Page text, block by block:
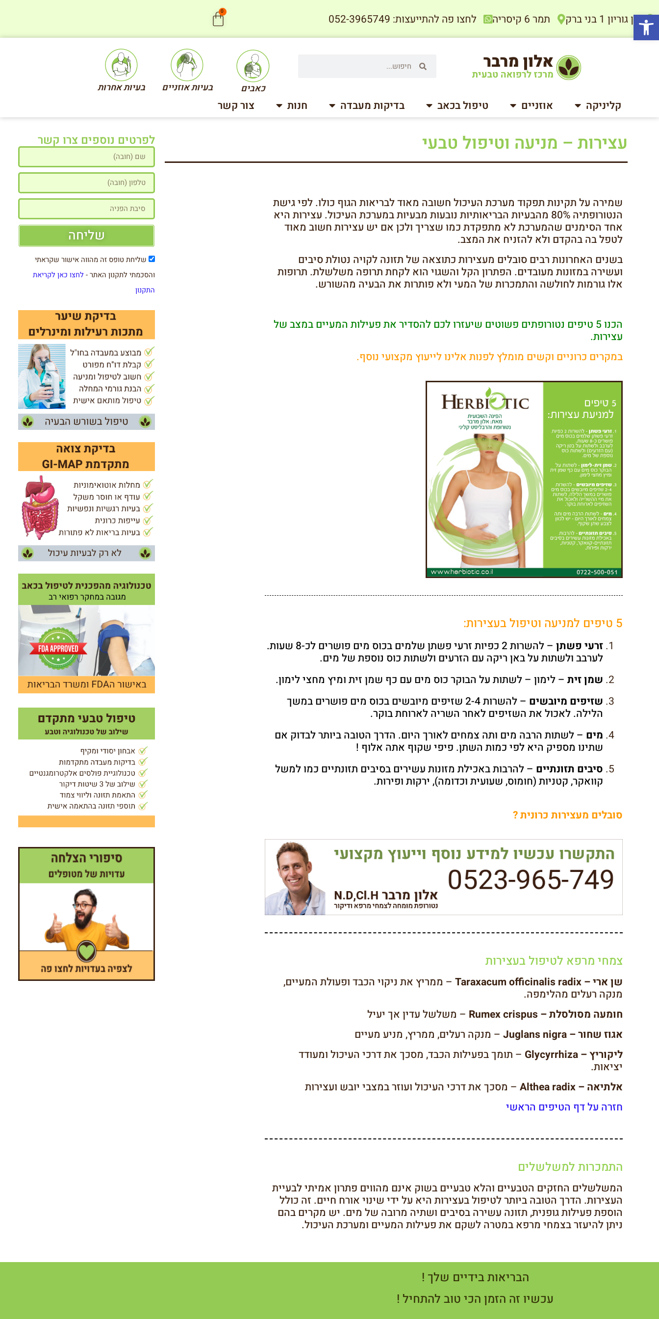
פתח סרגל נגישות
בן גוריון 1 בני ברק תמר 6 קיסריה לחצו פה להתייעצות: 052-3965749
0
כאבים בעיות אוזניים בעיות אחרות
קליניקה אוזניים טיפול בכאב בדיקות מעבדה חנות צור קשר
עצירות – מניעה וטיפול טבעי
שמירה על תקינות תפקוד מערכת העיכול חשובה מאוד לבריאות הגוף כולו. לפי גישת
הנטורופתיה 80% מהבעיות הבריאותיות נובעות מבעיות במערכת העיכול. עצירות היא
אחד הסימנים שהמערכת לא מתפקדת כמו שצריך ולכן אם יש עצירות חשוב מאוד
לטפל בה בהקדם ולא להזניח את המצב.
בשנים האחרונות רבים סובלים מעצירות כתוצאה של תזונה לקויה נטולת סיבים
ועשירה במזונות מעובדים. הפתרון הקל והשגוי הוא לקחת תרופה משלשלת. תרופות
אלו גורמות לחולשה והתמכרות של המעי ולא פותרות את הבעיה מהשורש.
הכנו 5 טיפים נטורופתים פשוטים שיעזרו לכם להסדיר את פעילות המעיים במצב של
עצירות.
במקרים כרוניים וקשים מומלץ לפנות אלינו לייעוץ מקצועי נוסף.
5 טיפים למניעה וטיפול בעצירות:
זרעי פשתן
– להשרות 2 כפיות זרעי פשתן שלמים בכוס מים פושרים לכ-8 שעות.
לערבב ולשתות על באן ריקה עם הזרעים ולשתות כוס נוספת של מים.
שמן זית– לימון – לשתות על הבוקר כוס מים עם כף שמן זית ומיץ מחצי לימון.
שזיפים מיובשים
– להשרות 2-4 שזיפים מיובשים בכוס מים פושרים במשך
הלילה. לאכול את השזיפים לאחר השריה לארוחת בוקר.
מים – לשתות הרבה מים ותה צמחים לאורך היום. הדרך הטובה ביותר לבדוק אם
שתינו מספיק היא לפי כמות השתן. פיפי שקוף אתה אלוף !
סיבים תזונתיים – להרבות באכילת מזונות עשירים בסיבים תזונתיים כמו למשל
קוואקר, קטניות (חומוס, שעועית וכדומה), ירקות ופירות.
סובלים מעצירות כרונית ?
צמחי מרפא לטיפול בעצירות
שן ארי – Taraxacum officinalis radix
– ממריץ את ניקוי הכבד ופעולת המעיים,
מנקה רעלים מהלימפה.
חומעה מסולסלת – Rumex crispus
– משלשל עדין אך יעיל
אגוז שחור – Juglans nigra
– מנקה רעלים, ממריץ, מניע מעיים
ליקוריץ – Glycyrrhiza
– תומך בפעילות הכבד, מסכך את דרכי העיכול ומעודד
יציאות.
אלתיאה – Althea radix
– מסכך את דרכי העיכול ועוזר במצבי יובש ועצירות
חזרה על דף הטיפים הראשי
התמכרות למשלשלים
המשלשלים החזקים הטבעיים והלא טבעיים בשוק אינם מהווים פתרון אמיתי לבעיית
העצירות. הדרך הטובה ביותר לטיפול בעצירות היא על ידי שינוי אורח חיים. זה כולל
הוספת פעילות גופנית, תזונה עשירה בסיבים ושתיה מרובה של מים. יש מקרים בהם
ניתן להיעזר בצמחי מרפא במטרה לשקם את פעילות המעיים ומערכת העיכול.
לפרטים נוספים צרו קשר
שליחת טופס זה מהווה אישור שקראתי
והסכמתי לתקנון האתר - לחצו כאן לקריאת
התקנון
שליחה
הבריאות בידיים שלך !
עכשיו זה הזמן הכי טוב להתחיל !